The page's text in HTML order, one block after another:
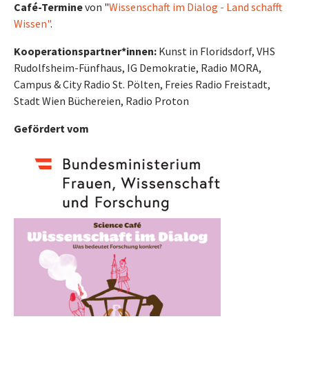
Café-Terminevon "Wissenschaft im Dialog - Land schafft
Wissen".
Kooperationspartner*innen: Kunst in Floridsdorf, VHS
Rudolfsheim-Fünfhaus, IG Demokratie, Radio MORA,
Campus & City Radio St. Pölten, Freies Radio Freistadt,
Stadt Wien Büchereien, Radio Proton
Gefördert vom